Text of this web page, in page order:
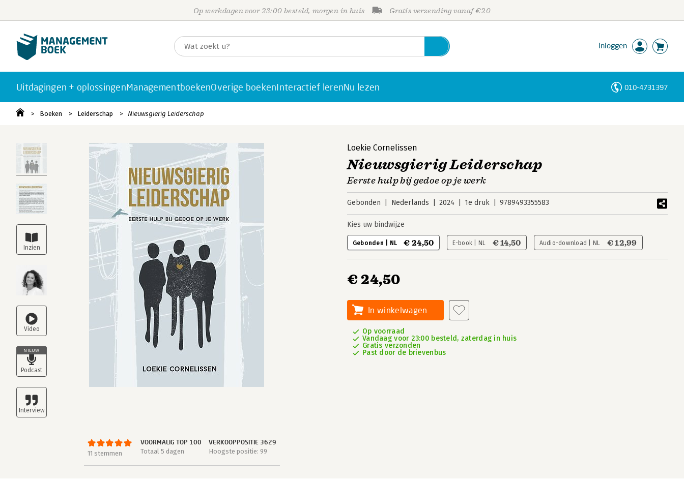
Op werkdagen voor 23:00 besteld, morgen in huis Gratis verzending vanaf €20
Inloggen
Uitdagingen + oplossingenManagementboekenOverige boekenInteractief lerenNu lezen 010-4731397
Boeken Leiderschap Nieuwsgierig Leiderschap
NIEUW
11 stemmen
VOORMALIG TOP 100
Totaal 5 dagen
VERKOOPPOSITIE 3629
Hoogste positie: 99
Loekie Cornelissen
Nieuwsgierig Leiderschap
Eerste hulp bij gedoe op je werk
Gebonden Nederlands 2024 1e druk 9789493355583
Kies uw bindwijze
Gebonden | NL € 24,50 E-book | NL € 14,50 Audio-download | NL € 12,99
€ 24,50
In winkelwagen
Op voorraad
Vandaag voor 23:00 besteld, zaterdag in huis
Gratis verzonden
Past door de brievenbus
Personen